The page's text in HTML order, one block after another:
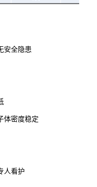
安全隐患
体密度稳定
人看护